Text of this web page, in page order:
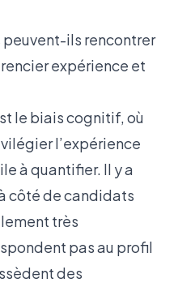
peuvent-ils rencontrer
expérience et
le biais cognitif, où
l’expérience
à quantifier. Il y a
côté de candidats
très
pas au profil
des